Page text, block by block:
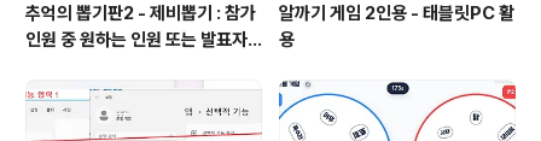
추억의 뽑기판2 - 제비뽑기 : 참가
인원 중 원하는 인원 또는 발표자
알까기 게임 2인용 - 태블릿PC 활
용